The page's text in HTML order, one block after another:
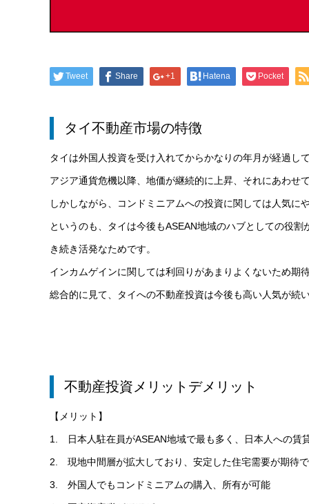
Tweet Share +1 Hatena Pocket
タイ不動産市場の特徴
タイは外国人投資を受け入れてからかなりの年月が経過し
アジア通貨危機以降、地価が継続的に上昇、それにあわせ
しかしながら、コンドミニアムへの投資に関しては人気に
というのも、タイは今後もASEAN地域のハブとしての役
き続き活発なためです。
インカムゲインに関しては利回りがあまりよくないため期
総合的に見て、タイへの不動産投資は今後も高い人気が続
不動産投資メリットデメリット
【メリット】
1. 日本人駐在員がASEAN地域で最も多く、日本人への賃
2. 現地中間層が拡大しており、安定した住宅需要が期待
3. 外国人でもコンドミニアムの購入、所有が可能